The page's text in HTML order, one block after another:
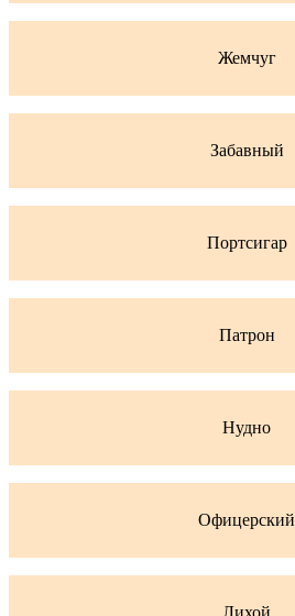
Жемчуг
Забавный
Портсигар
Патрон
Нудно
Офицерский